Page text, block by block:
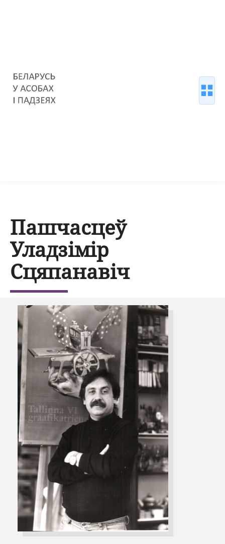
Пашчасцеў
Уладзімір
Сцяпанавіч